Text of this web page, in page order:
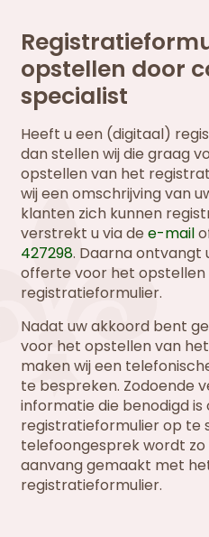
opstellen door
specialist
Heeft u een (digitaal)
dan stellen wij die graag
opstellen van het
wij een omschrijving van
klanten zich kunnen
verstrekt u via dee-mail
427298. Daarna ontvangt
offerte voor het opstellen
registratieformulier.
Nadat uw akkoord bent
voor het opstellen van
maken wij een
te bespreken. Zodoende
informatie die benodigd is
registratieformulier op te
telefoongesprek wordt zo
aanvang gemaakt met
registratieformulier.